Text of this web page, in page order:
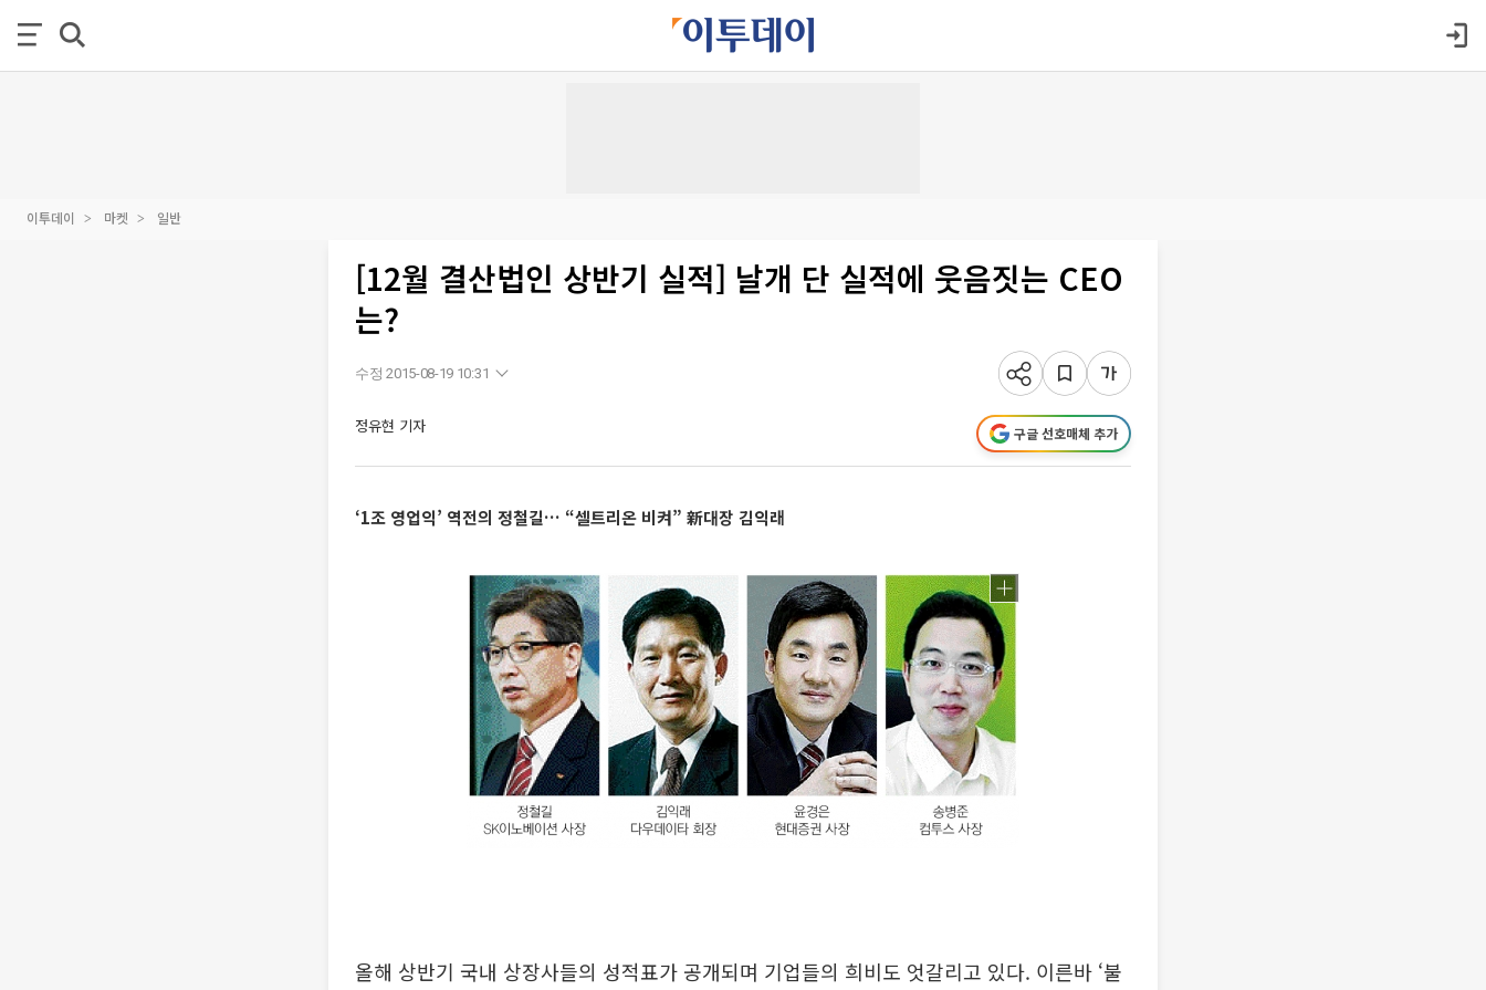
이투데이 마켓 일반
[12월 결산법인 상반기 실적] 날개 단 실적에 웃음짓는 CEO
는?
수정 2015-08-19 10:31
정유현 기자 구글 선호매체 추가
‘1조 영업익’ 역전의 정철길… “셀트리온 비켜” 新대장 김익래
올해 상반기 국내 상장사들의 성적표가 공개되며 기업들의 희비도 엇갈리고 있다. 이른바 ‘불